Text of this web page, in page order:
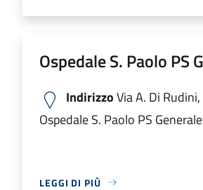
Ospedale S. Paolo PS
IndirizzoVia A. Di
Ospedale S. Paolo PS
LEGGI DI PIÙ